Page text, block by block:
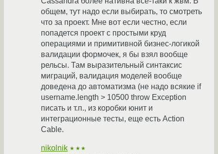
общем, тут надо если выбирать, то смотреть
что за проект. Мне вот если честно, если
попадется проект с простыми круд
операциями и примитивной бизнес-логикой
валидации формочек, я бы взял вообще
рельсы. Там выразительный синтаксис
миграций, валидация моделей вообще
доведена до автоматизма (не надо всякие if
username.length > 10500 throw Exception
писать и т.п., из коробки юнит и
интеграционные тесты, еще есть Action
Cable.
nikolnik ★★★